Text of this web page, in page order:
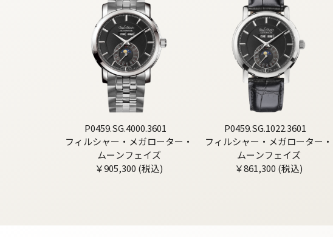
P0459.SG.4000.3601
フィルシャー・メガローター・
ムーンフェイズ
￥905,300 (税込)
P0459.SG.1022.3601
フィルシャー・メガローター・
ムーンフェイズ
￥861,300 (税込)